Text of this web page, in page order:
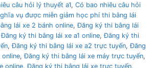
câu hỏi lý thuyết a1, Có bao nhiêu câu hỏi
vụ được miễn giảm học phí thi bằng lái
lái xe 2 bánh online,Đăng ký thi bằng lái
Đăng ký thi bằng lái xe a1 online,Đăng ký thi
,Đăng ký thi bằng lái xe a2 trực tuyến,Đăng
,Đăng ký thi bằng lái xe máy trực tuyến,
online,Đăng ký thi bằng lái xe trực tuyến,